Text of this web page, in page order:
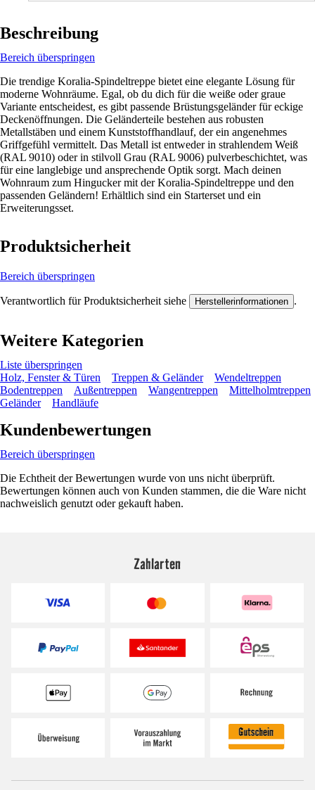
Beschreibung
Bereich überspringen
Die trendige Koralia-Spindeltreppe bietet eine elegante Lösung für
moderne Wohnräume. Egal, ob du dich für die weiße oder graue
Variante entscheidest, es gibt passende Brüstungsgeländer für eckige
Deckenöffnungen. Die Geländerteile bestehen aus robusten
Metallstäben und einem Kunststoffhandlauf, der ein angenehmes
Griffgefühl vermittelt. Das Metall ist entweder in strahlendem Weiß
(RAL 9010) oder in stilvoll Grau (RAL 9006) pulverbeschichtet, was
für eine langlebige und ansprechende Optik sorgt. Mach deinen
Wohnraum zum Hingucker mit der Koralia-Spindeltreppe und den
passenden Geländern! Erhältlich sind ein Starterset und ein
Erweiterungsset.
Produktsicherheit
Bereich überspringen
Verantwortlich für Produktsicherheit siehe Herstellerinformationen .
Weitere Kategorien
Liste überspringen
Holz, Fenster & Türen
Treppen & Geländer
Wendeltreppen
Bodentreppen
Außentreppen Wangentreppen
Mittelholmtreppen
Geländer
Handläufe
Kundenbewertungen
Bereich überspringen
Die Echtheit der Bewertungen wurde von uns nicht überprüft.
Bewertungen können auch von Kunden stammen, die die Ware nicht
nachweislich genutzt oder gekauft haben.
Zahlarten